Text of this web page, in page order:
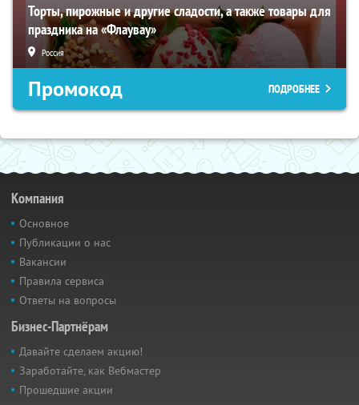
Торты, пирожные и другие сладости, а также товары для
праздника на «Флаувау»
Россия
Промокод ПОДРОБНЕЕ
Компания
Основное
Публикации о нас
Вакансии
Правила сервиса
Ответы на вопросы
Бизнес-Партнёрам
Давайте сделаем акцию!
Заработайте, как Вебмастер
Прошедшие акции